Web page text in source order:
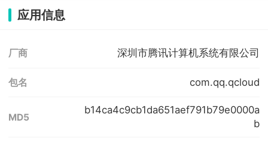
应用信息
厂商 深圳市腾讯计算机系统有限公司
包名 com.qq.qcloud
MD5
b14ca4c9cb1da651aef791b79e0000a
b